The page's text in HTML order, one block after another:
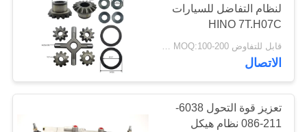
أشرطة
فيديو
معلومات
لنظام التفاضل للسيارات
HINO 7T.H07C
قابل للتفاوض MOQ:100-200 قطعة
الاتصال
تعزيز قوة التحول 6038-
211-086 نظام هيكل